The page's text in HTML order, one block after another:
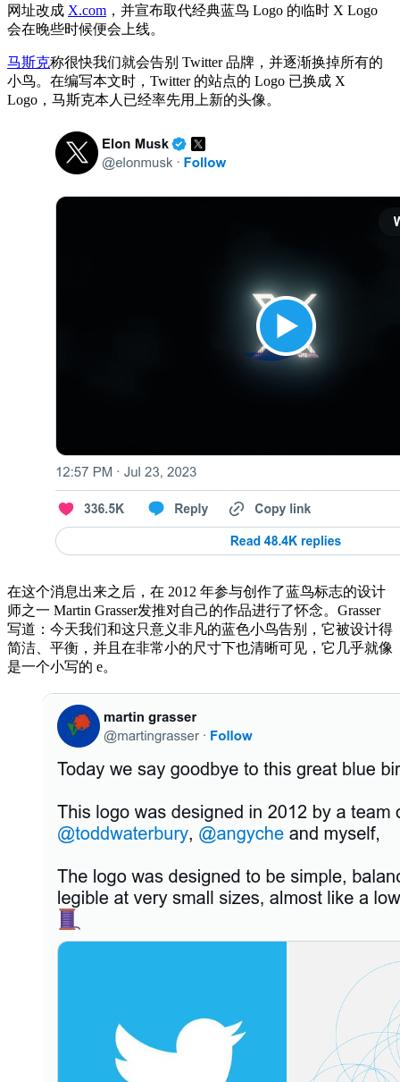
网址改成 X.com ，并宣布取代经典蓝鸟 Logo 的临时 X Logo
会在晚些时候便会上线。
马斯克称很快我们就会告别 Twitter 品牌，并逐渐换掉所有的
小鸟。在编写本文时，Twitter 的站点的 Logo 已换成 X
Logo，马斯克本人已经率先用上新的头像。
在这个消息出来之后，在 2012 年参与创作了蓝鸟标志的设计
师之一 Martin Grasser发推对自己的作品进行了怀念。Grasser
写道：今天我们和这只意义非凡的蓝色小鸟告别，它被设计得
简洁、平衡，并且在非常小的尺寸下也清晰可见，它几乎就像
是一个小写的 e。